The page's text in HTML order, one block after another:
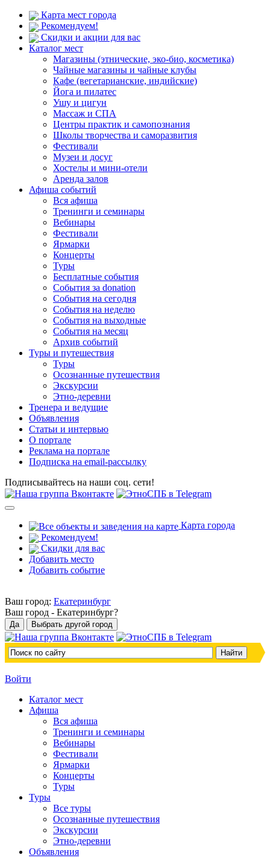
Карта мест города
Рекомендуем!
Скидки и акции для вас
Каталог мест
Магазины (этнические, эко-био, косметика)
Чайные магазины и чайные клубы
Кафе (вегетарианские, индийские)
Йога и пилатес
Ушу и цигун
Массаж и СПА
Центры практик и самопознания
Школы творчества и саморазвития
Фестивали
Музеи и досуг
Хостелы и мини-отели
Аренда залов
Афиша событий
Вся афиша
Тренинги и семинары
Вебинары
Фестивали
Ярмарки
Концерты
Туры
Бесплатные события
События за donation
События на сегодня
События на неделю
События на выходные
События на месяц
Архив событий
Туры и путешествия
Туры
Осознанные путешествия
Экскурсии
Этно-деревни
Тренера и ведущие
Объявления
Статьи и интервью
О портале
Реклама на портале
Подписка на email-рассылку
Подписывайтесь на наши соц. сети!
Карта города
Рекомендуем!
Скидки для вас
Добавить место
Добавить событие
Ваш город: Екатеринбург
Ваш город - Екатеринбург?
Войти
Каталог мест
Афиша
Вся афиша
Тренинги и семинары
Вебинары
Фестивали
Ярмарки
Концерты
Туры
Туры
Все туры
Осознанные путешествия
Экскурсии
Этно-деревни
Объявления